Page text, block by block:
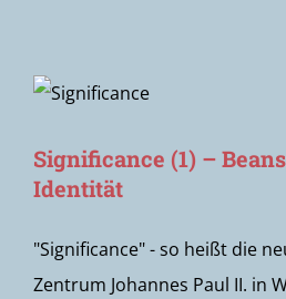
Significance (1) –
Identität
"Significance" - so heißt die
Zentrum Johannes Paul II. in